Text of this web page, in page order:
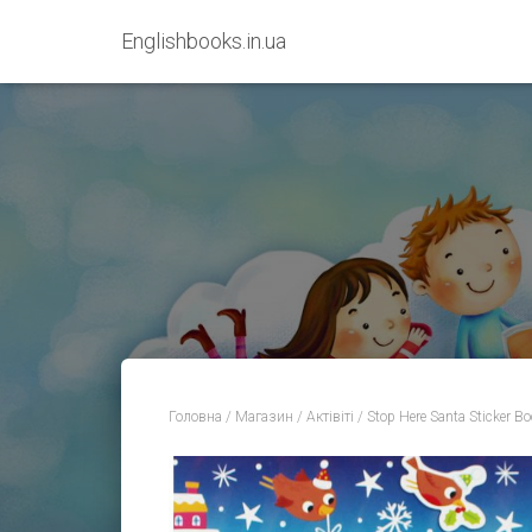
Englishbooks.in.ua
Головна / Магазин / Актівіті / Stop Here Santa Sticker